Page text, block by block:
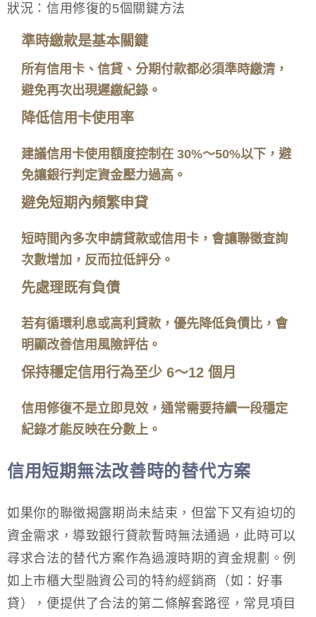
狀況：信用修復的5個關鍵方法
準時繳款是基本關鍵
所有信用卡、信貸、分期付款都必須準時繳清，
避免再次出現遲繳紀錄。
降低信用卡使用率
建議信用卡使用額度控制在 30%～50%以下，避
免讓銀行判定資金壓力過高。
避免短期內頻繁申貸
短時間內多次申請貸款或信用卡，會讓聯徵查詢
次數增加，反而拉低評分。
先處理既有負債
若有循環利息或高利貸款，優先降低負債比，會
明顯改善信用風險評估。
保持穩定信用行為至少 6～12 個月
信用修復不是立即見效，通常需要持續一段穩定
紀錄才能反映在分數上。
信用短期無法改善時的替代方案
如果你的聯徵揭露期尚未結束，但當下又有迫切的
資金需求，導致銀行貸款暫時無法通過，此時可以
尋求合法的替代方案作為過渡時期的資金規劃。例
如上市櫃大型融資公司的特約經銷商（如：好事
貸），便提供了合法的第二條解套路徑，常見項目